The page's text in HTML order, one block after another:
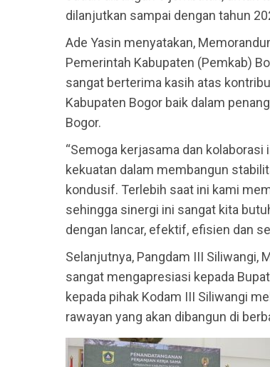
dilanjutkan sampai dengan tahun
Ade Yasin menyatakan,
Pemerintah Kabupaten (Pemkab)
sangat berterima kasih atas
Kabupaten Bogor baik dalam
Bogor.
“Semoga kerjasama dan
kekuatan dalam membangun
kondusif. Terlebih saat ini kami
sehingga sinergi ini sangat kita
dengan lancar, efektif, efisien dan
Selanjutnya, Pangdam III Siliwangi,
sangat mengapresiasi kepada
kepada pihak Kodam III Siliwangi
rawayan yang akan dibangun di